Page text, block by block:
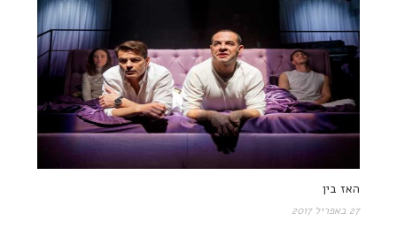
האז בין
27 באפריל 2017